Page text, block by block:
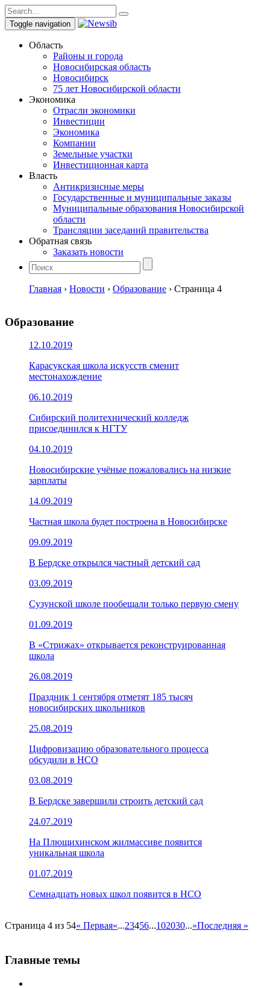
Toggle navigation
Область
Районы и города
Новосибирская область
Новосибирск
75 лет Новосибирской области
Экономика
Отрасли экономики
Инвестиции
Экономика
Компании
Земельные участки
Инвестиционная карта
Власть
Антикризисные меры
Государственные и муниципальные заказы
Муниципальные образования Новосибирской
области
Трансляции заседаний правительства
Обратная связь
Заказать новости
Главная › Новости › Образование › Страница 4
Образование
12.10.2019
Карасукская школа искусств сменит
местонахождение
06.10.2019
Сибирский политехнический колледж
присоединился к НГТУ
04.10.2019
Новосибирские учёные пожаловались на низкие
зарплаты
14.09.2019
Частная школа будет построена в Новосибирске
09.09.2019
В Бердске открылся частный детский сад
03.09.2019
Сузунской школе пообещали только первую смену
01.09.2019
В «Стрижах» открывается реконструированная
школа
26.08.2019
Праздник 1 сентября отметят 185 тысяч
новосибирских школьников
25.08.2019
Цифровизацию образовательного процесса
обсудили в НСО
03.08.2019
В Бердске завершили строить детский сад
24.07.2019
На Плющихинском жилмассиве появится
уникальная школа
01.07.2019
Семнадцать новых школ появится в НСО
Страница 4 из 54« Первая«...23456...102030...»Последняя »
Главные темы